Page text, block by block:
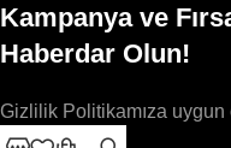
Kampanya ve
Haberdar Olun!
Gizlilik Politikamıza uygun